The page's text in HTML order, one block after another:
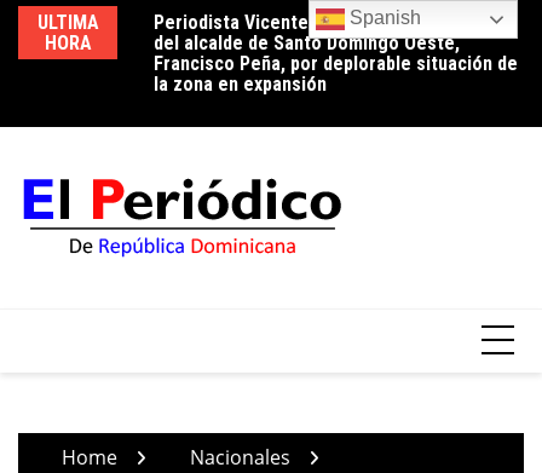
Skip
content
ULTIMA
HORA
Periodista Vicente Méndez pide la renuncia
del alcalde de Santo Domingo Oeste,
Francisco Peña, por deplorable situación de
la zona en expansión
Luz 24 horas o reducción de pérdidas: la
conversación que el país aún tiene
pendiente
Home
Nacionales
Spanish